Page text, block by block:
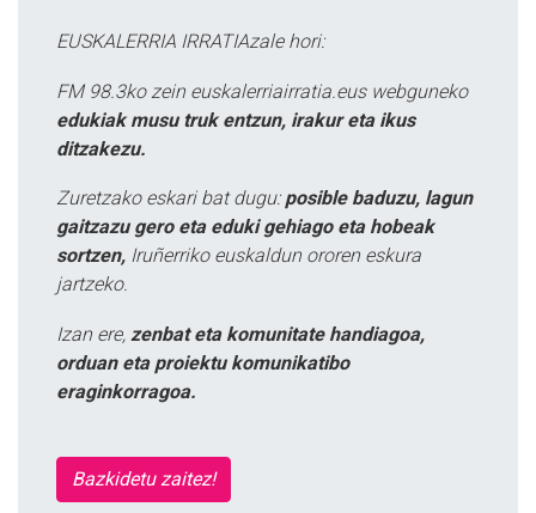
EUSKALERRIA IRRATIAzale hori:
FM 98.3ko zein euskalerriairratia.eus webguneko
edukiak musu truk entzun, irakur eta ikus
ditzakezu.
Zuretzako eskari bat dugu: posible baduzu, lagun
gaitzazu gero eta eduki gehiago eta hobeak
sortzen, Iruñerriko euskaldun ororen eskura
jartzeko.
Izan ere, zenbat eta komunitate handiagoa,
orduan eta proiektu komunikatibo
eraginkorragoa.
Bazkidetu zaitez!